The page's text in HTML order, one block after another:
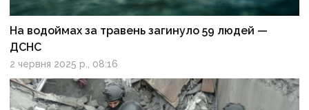
На водоймах за травень загинуло 59 людей —
ДСНС
2 червня 2025 р., 08:16